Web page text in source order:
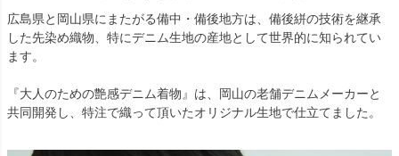
広島県と岡山県にまたがる備中・備後地方は、備後絣の技術を継承
した先染め織物、特にデニム生地の産地として世界的に知られてい
ます。
『大人のための艶感デニム着物』は、岡山の老舗デニムメーカーと
共同開発し、特注で織って頂いたオリジナル生地で仕立てました。